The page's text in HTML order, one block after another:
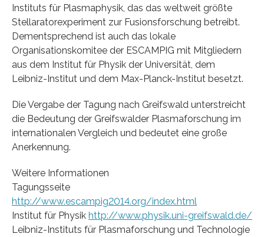
Instituts für Plasmaphysik, das das weltweit größte
Stellaratorexperiment zur Fusionsforschung betreibt.
Dementsprechend ist auch das lokale
Organisationskomitee der ESCAMPIG mit Mitgliedern
aus dem Institut für Physik der Universität, dem
Leibniz-Institut und dem Max-Planck-Institut besetzt.
Die Vergabe der Tagung nach Greifswald unterstreicht
die Bedeutung der Greifswalder Plasmaforschung im
internationalen Vergleich und bedeutet eine große
Anerkennung.
Weitere Informationen
Tagungsseite
http://www.escampig2014.org/index.html
Institut für Physik http://www.physik.uni-greifswald.de/
Leibniz-Instituts für Plasmaforschung und Technologie